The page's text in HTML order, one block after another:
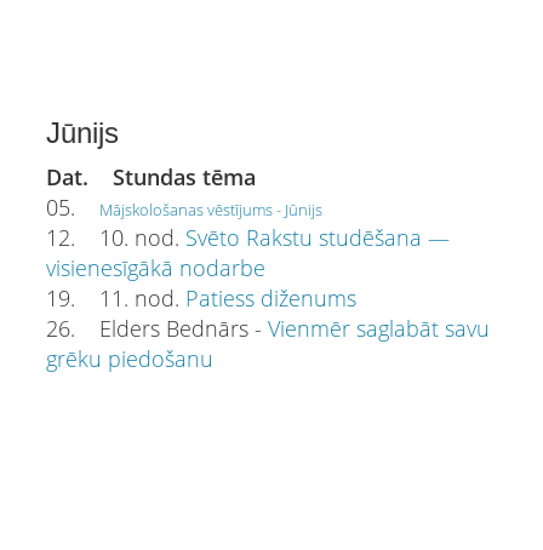
Jūnijs
Dat. Stundas tēma
05.
Mājskološanas vēstījums - Jūnijs
12. 10. nod. Svēto Rakstu studēšana —
visienesīgākā nodarbe
19. 11. nod. Patiess diženums
26. Elders Bednārs - Vienmēr saglabāt savu
grēku piedošanu